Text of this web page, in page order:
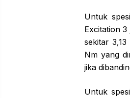
Untuk
Excitation 3
sekitar
Nm yang
jika
Untuk